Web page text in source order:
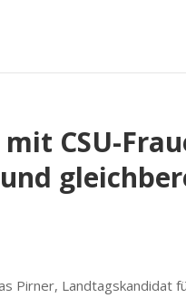
CSU-
Pirner, Landtagskandidat